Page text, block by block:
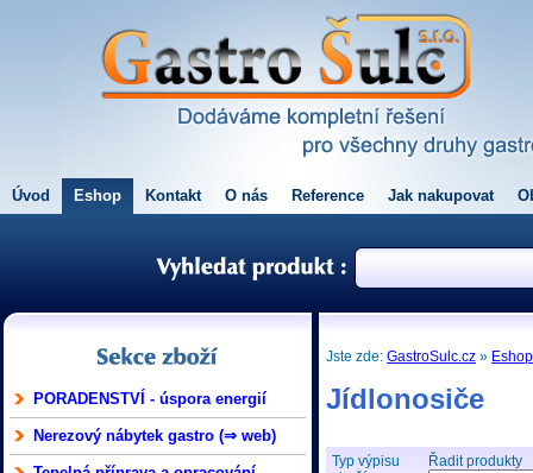
Úvod Eshop Kontakt O nás Reference Jak nakupovat
PORADENSTVÍ - úspora energií
Nerezový nábytek gastro (⇒ web)
Jste zde:GastroSulc.cz » Eshop
Jídlonosiče
Typ výpisu
Řadit produkty